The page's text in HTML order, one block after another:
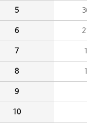
5
6
7
8
9
10